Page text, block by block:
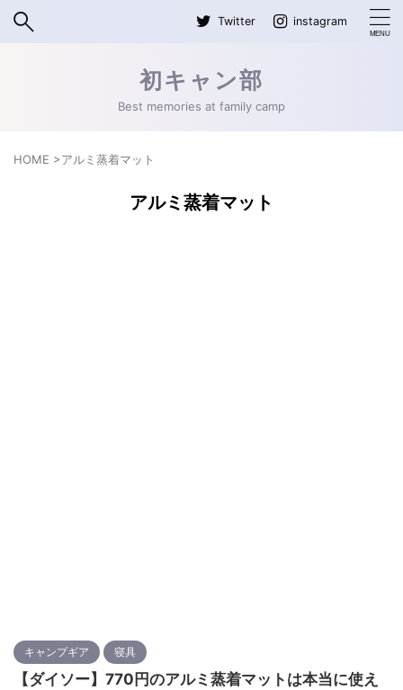
Twitter instagram
初キャン部
Best memories at family camp
HOME >アルミ蒸着マット
アルミ蒸着マット
キャンプギア 寝具
【ダイソー】770円のアルミ蒸着マットは本当に使え